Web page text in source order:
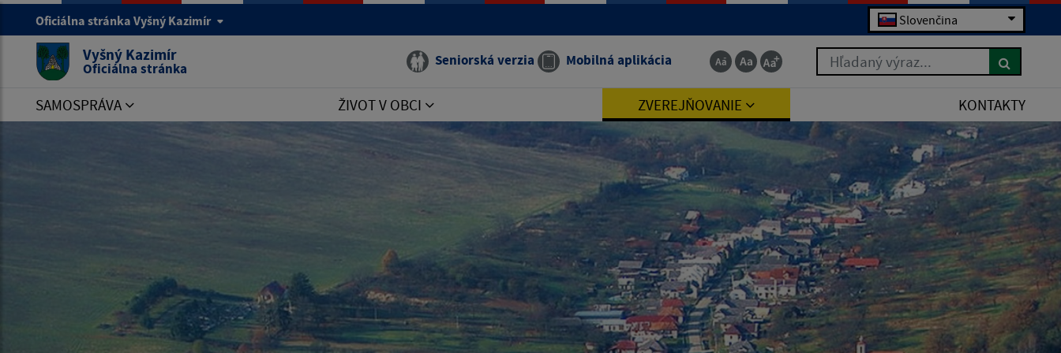
Oficiálna stránka Vyšný Kazimír Slovenčina
Vyšný Kazimír
Oficiálna stránka Seniorská verzia Mobilná aplikácia Hľadaný výraz...
SAMOSPRÁVA ŽIVOT V OBCI ZVEREJŇOVANIE KONTAKTY